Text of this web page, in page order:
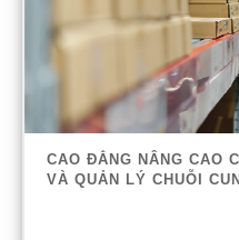
CAO ĐẲNG NÂNG CAO
VÀ QUẢN LÝ CHUỖI